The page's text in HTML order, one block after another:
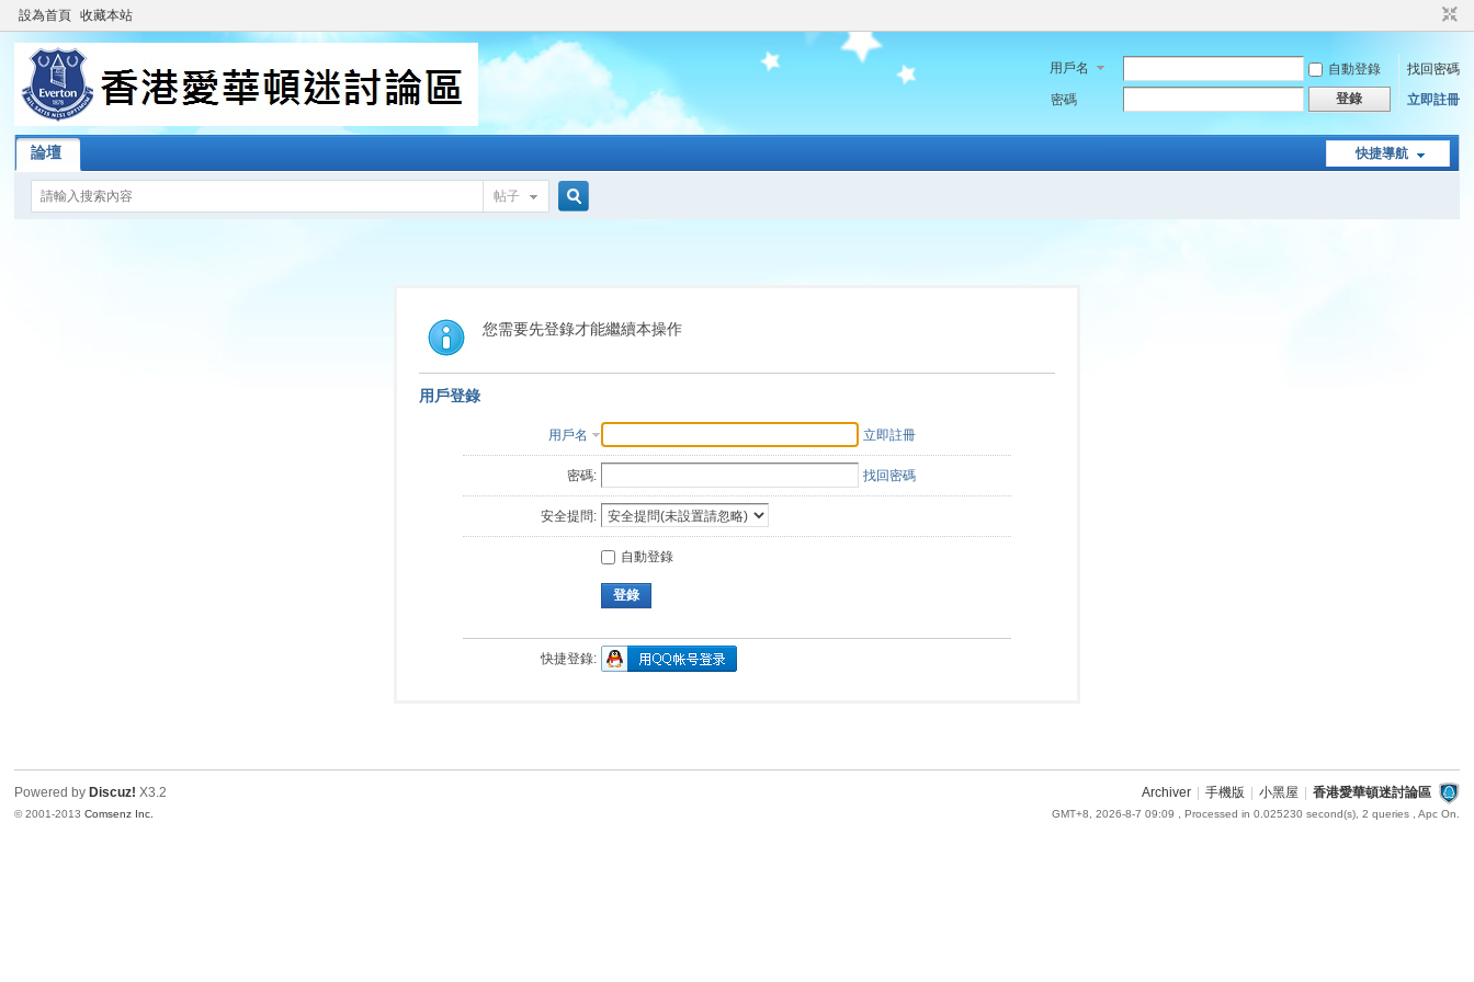
設為首頁 收藏本站
用戶名 自動登錄
找回密碼
密碼
登錄 立即註冊
快捷導航
論壇
帖子
索
您需要先登錄才能繼續本操作
用戶登錄
用戶名 立即註冊
密碼: 找回密碼
安全提問:
自動登錄
登錄
快捷登錄:
Archiver 手機版 小黑屋 香港愛華頓迷討論區
GMT+8, 2026-8-7 09:09 , Processed in 0.025230 second(s), 2 queries , Apc On.
Powered by Discuz! X3.2
© 2001-2013Comsenz Inc.